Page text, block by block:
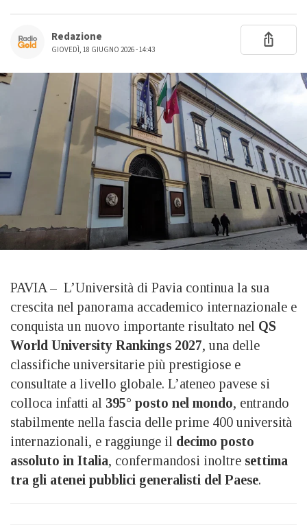
Redazione
GIOVEDÌ, 18 GIUGNO 2026 - 14:43
PAVIA – L’Università di Pavia continua la sua
crescita nel panorama accademico internazionale e
conquista un nuovo importante risultato nel QS
World University Rankings 2027, una delle
classifiche universitarie più prestigiose e
consultate a livello globale. L’ateneo pavese si
colloca infatti al 395° posto nel mondo, entrando
stabilmente nella fascia delle prime 400 università
internazionali, e raggiunge il decimo posto
assoluto in Italia, confermandosi inoltre settima
tra gli atenei pubblici generalisti del Paese.